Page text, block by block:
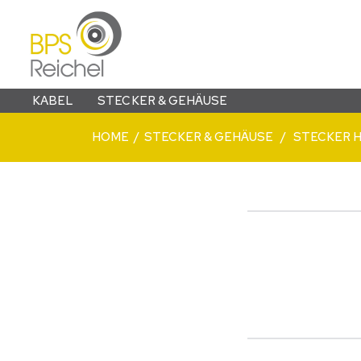
KABEL STECKER & GEHÄUSE
HOME / STECKER & GEHÄUSE / STECKER